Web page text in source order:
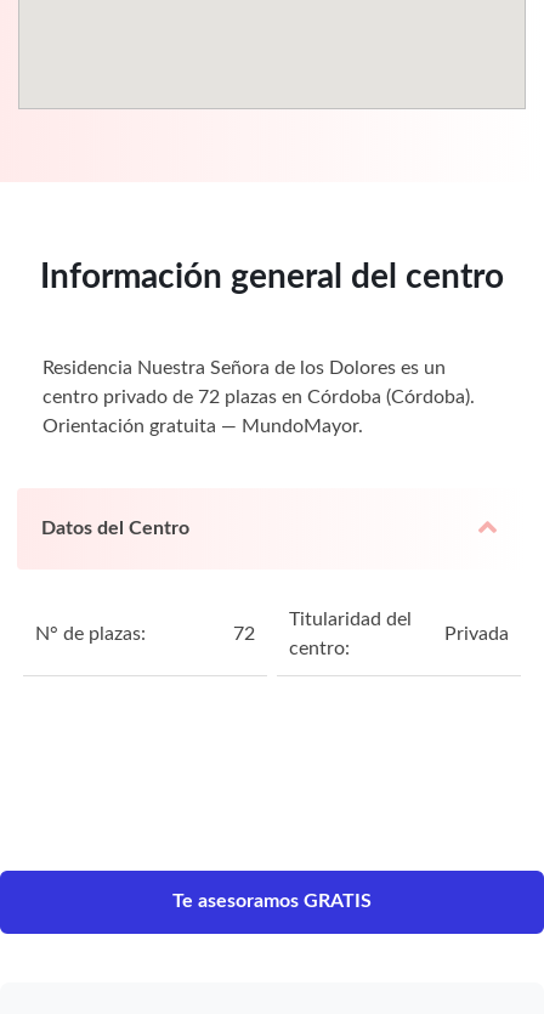
Información general del centro
Residencia Nuestra Señora de los Dolores es un
centro privado de 72 plazas en Córdoba (Córdoba).
Orientación gratuita — MundoMayor.
Datos del Centro
N° de plazas: 72
Titularidad del
centro:
Privada
Te asesoramos GRATIS